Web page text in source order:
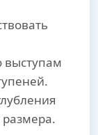
выступам